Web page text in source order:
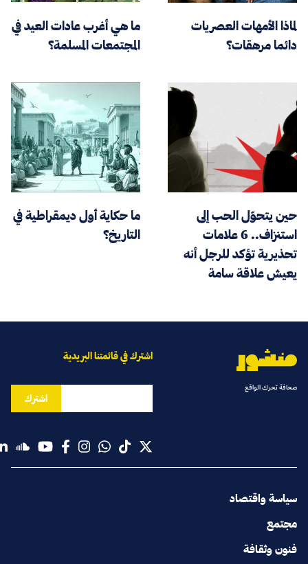
لماذا الأمهات العصريات
دائما مرهقات؟
ما هي أغرب عادات العيد في
المجتمعات المسلمة؟
حين يتحوّل الحب إلى
استنزاف.. 6 علامات
تحذيرية تؤكد للرجل أنه
يعيش علاقة سامة
ما حكاية أول ديمقراطية في
التاريخ؟
صحافة تحرك الواقع
سياسة واقتصاد
مجتمع
فنون وثقافة
اشترك في قائمتنا البريدية
اشترك